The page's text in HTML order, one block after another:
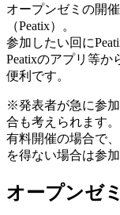
オープンゼミの開
（Peatix）。
参加したい回に
Peatixのアプリ等か
便利です。
※発表者が急に参
合も考えられます。
有料開催の場合で
を得ない場合は参
オープンゼ